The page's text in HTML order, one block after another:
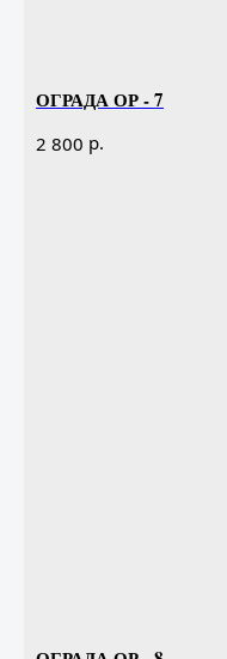
ОГРАДА ОР - 7
2 800 р.